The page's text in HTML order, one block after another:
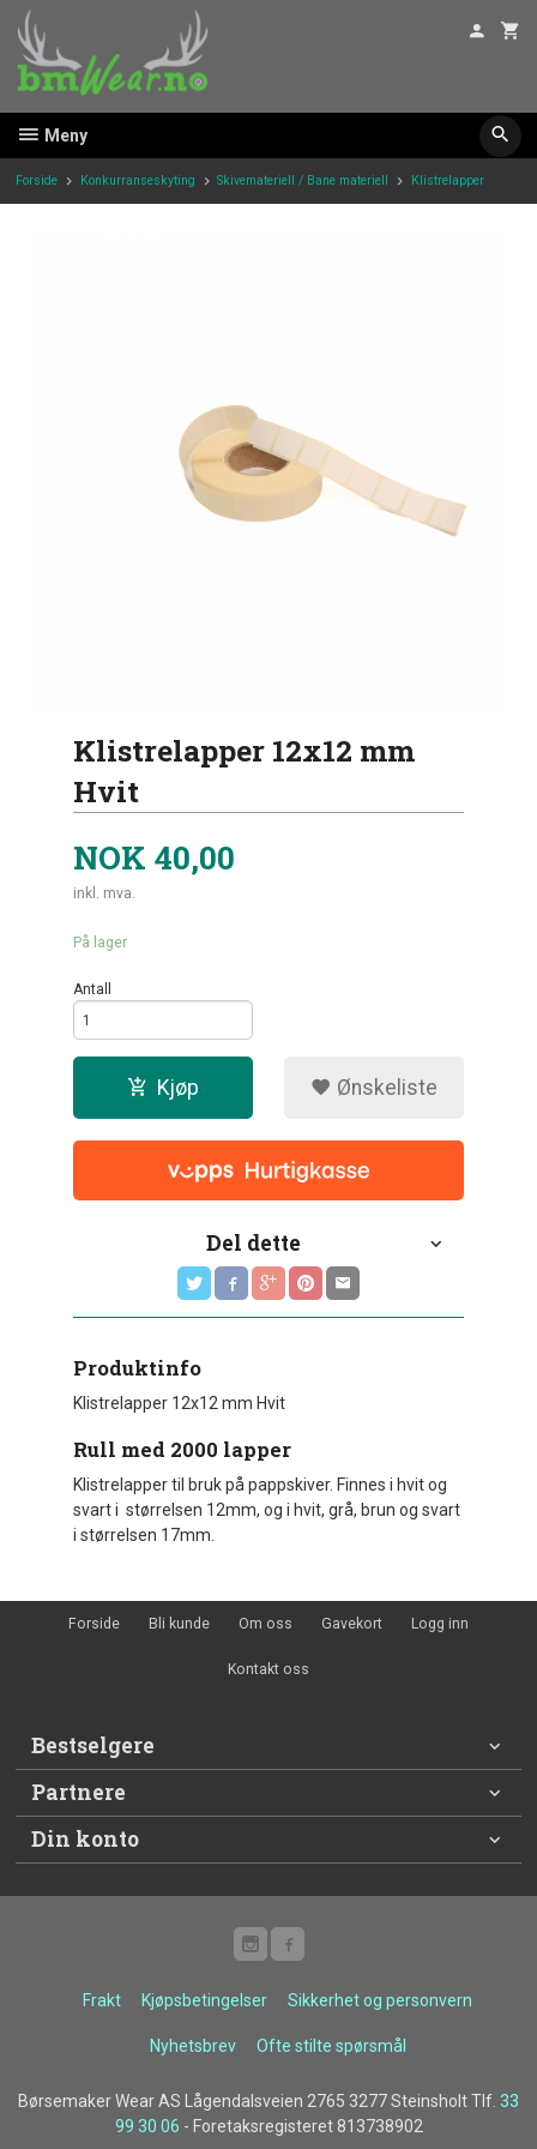
innholdet
Meny
Forside Konkurranseskyting Skivemateriell / Bane materiell Klistrelapper
Klistrelapper 12x12 mm
Hvit
NOK 40,00
inkl. mva.
På lager
Antall
Kjøp Ønskeliste
Del dette
Produktinfo
Klistrelapper 12x12 mm Hvit
Rull med 2000 lapper
Klistrelapper til bruk på pappskiver. Finnes i hvit og
svart i størrelsen 12mm, og i hvit, grå, brun og svart
i størrelsen 17mm.
Forside Bli kunde Om oss Gavekort Logg inn
Kontakt oss
Bestselgere
Partnere
Din konto
Frakt Kjøpsbetingelser Sikkerhet og personvern
Nyhetsbrev Ofte stilte spørsmål
Børsemaker Wear AS Lågendalsveien 2765 3277 Steinsholt Tlf. 33
99 30 06 - Foretaksregisteret 813738902